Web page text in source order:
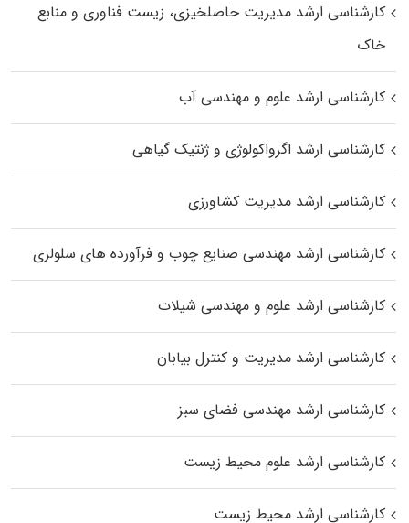
کارشناسی ارشد مدیریت حاصلخیزی، زیست فناوری و منابع
خاک
کارشناسی ارشد علوم و مهندسی آب
کارشناسی ارشد اگرواکولوژی و ژنتیک گیاهی
کارشناسی ارشد مدیریت کشاورزی
کارشناسی ارشد مهندسی صنایع چوب و فرآورده‌ های سلولزی
کارشناسی ارشد علوم و مهندسی شیلات
کارشناسی ارشد مدیریت و کنترل بیابان
کارشناسی ارشد مهندسی فضای سبز
کارشناسی ارشد علوم محیط‌ زیست
کارشناسی ارشد محیط زیست